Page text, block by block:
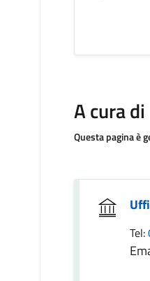
A cura di
Questa pagina è
Tel: